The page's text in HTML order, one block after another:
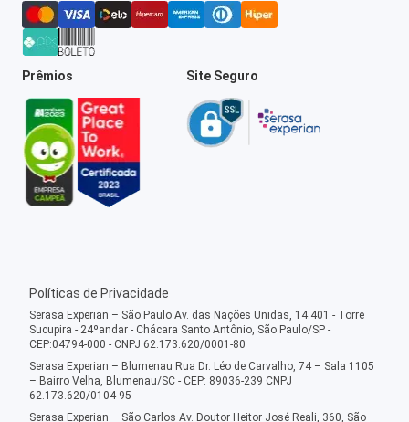
Prêmios Site Seguro
Políticas de Privacidade
Serasa Experian – São Paulo Av. das Nações Unidas, 14.401 - Torre
Sucupira - 24ºandar - Chácara Santo Antônio, São Paulo/SP -
CEP:04794-000 - CNPJ 62.173.620/0001-80
Serasa Experian – Blumenau Rua Dr. Léo de Carvalho, 74 – Sala 1105
– Bairro Velha, Blumenau/SC - CEP: 89036-239 CNPJ
62.173.620/0104-95
Serasa Experian – São Carlos Av. Doutor Heitor José Reali, 360, São